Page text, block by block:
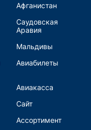
Афганистан
Саудовская
Аравия
Мальдивы
Авиабилеты
Авиакасса
Сайт
Ассортимент